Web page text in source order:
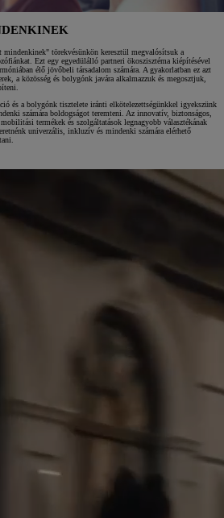
törekvésünkön keresztül megvalósítsuk a
Ezt egy egyedülálló partneri ökoszisztéma kiépítésével
élő jövőbeli társadalom számára. A gyakorlatban ez azt
a közösség és bolygónk javára alkalmazzuk és megosztjuk,
és a bolygónk tisztelete iránti elkötelezettségünkkel igyekszünk
számára boldogságot teremteni. Az innovatív, biztonságos,
termékek és szolgáltatások legnagyobb választékának
univerzális, inkluzív és mindenki számára elérhető